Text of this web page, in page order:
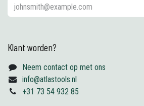
Klant worden?
Neem contact op met ons
info@atlastools.nl
+31 73 54 932 85